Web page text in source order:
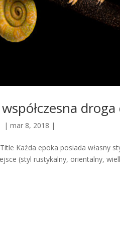
|mar 8, 2018 |
Każda epoka posiada własny
(styl rustykalny, orientalny,